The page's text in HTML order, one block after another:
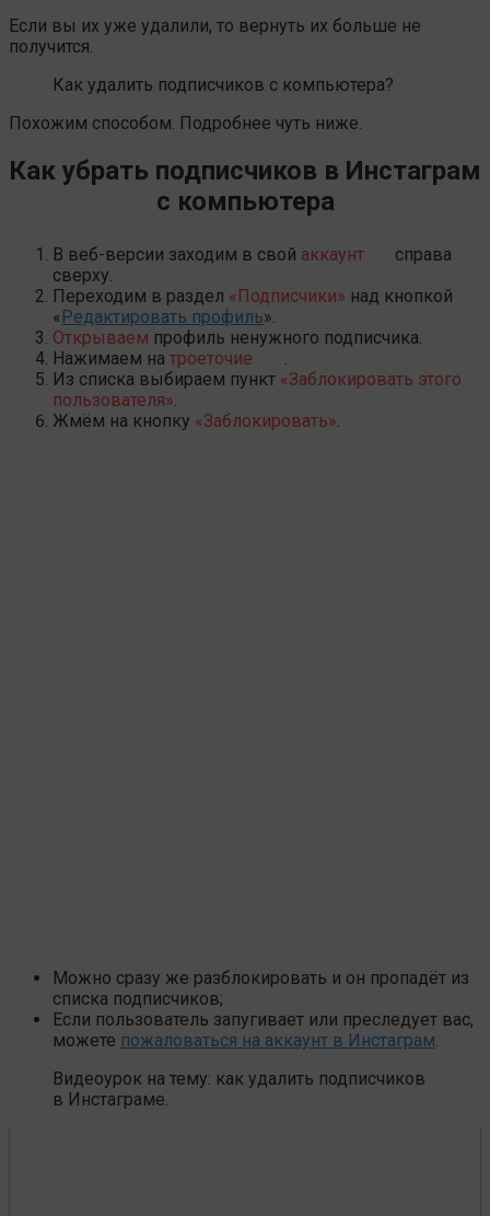
Если вы их уже удалили, то вернуть их больше не
получится.
Как удалить подписчиков с компьютера?
Похожим способом. Подробнее чуть ниже.
Как убрать подписчиков в Инстаграм
с компьютера
В веб-версии заходим в свой аккаунт
справа
сверху.
Переходим в раздел «Подписчики» над кнопкой
« Редактировать профиль».
Открываем профиль ненужного подписчика.
Нажимаем на троеточие
.
Из списка выбираем пункт «Заблокировать этого
пользователя».
Жмём на кнопку «Заблокировать».
Можно сразу же разблокировать и он пропадёт из
списка подписчиков;
Если пользователь запугивает или преследует вас,
можете пожаловаться на аккаунт в Инстаграм.
Видеоурок на тему: как удалить подписчиков
в Инстаграме.